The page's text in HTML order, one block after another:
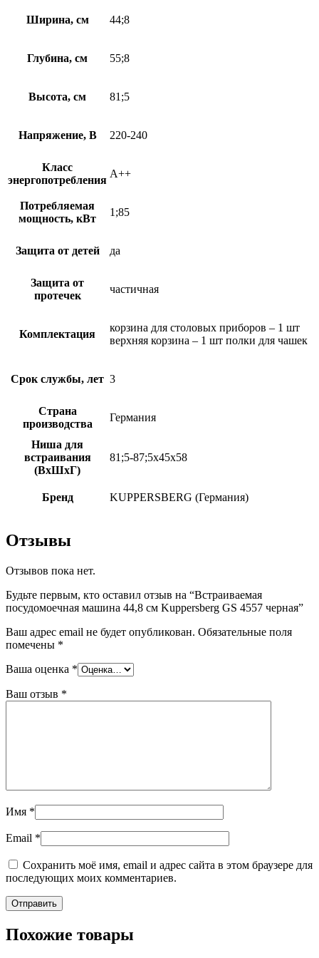
Ширина, см 44;8
Глубина, см 55;8
Высота, см 81;5
Напряжение, В 220-240
Класс
энергопотребления
A++
Потребляемая
мощность, кВт
1;85
Защита от детей да
Защита от
протечек
частичная
Комплектация
корзина для столовых приборов – 1 шт
верхняя корзина – 1 шт полки для чашек
Срок службы, лет 3
Страна
производства
Германия
Ниша для
встраивания
(ВхШхГ)
81;5-87;5х45х58
Бренд KUPPERSBERG (Германия)
Отзывы
Отзывов пока нет.
Будьте первым, кто оставил отзыв на “Встраиваемая
посудомоечная машина 44,8 см Kuppersberg GS 4557 черная”
Ваш адрес email не будет опубликован. Обязательные поля
помечены *
Ваша оценка *
Ваш отзыв *
Имя *
Email *
Сохранить моё имя, email и адрес сайта в этом браузере для
последующих моих комментариев.
Похожие товары